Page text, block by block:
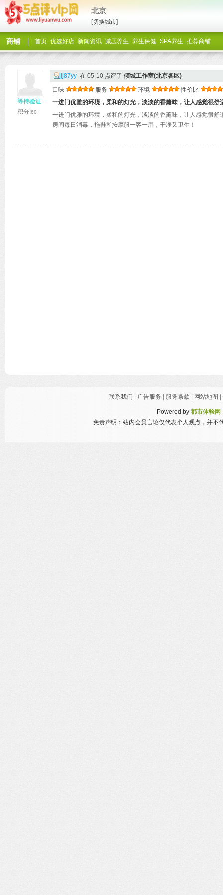
北京
[切换城市]
商铺 首页 优选好店 新闻资讯 减压养生 养生保健 SPA养生 推荐商铺
等待验证
积分:60
jjj87yy 在 05-10 点评了 倾城工作室(北京各区)
口味
服务 环境
性价比
一进门优雅的环境，柔和的灯光，淡淡的香薰味，让人感觉很舒
一进门优雅的环境，柔和的灯光，淡淡的香薰味，让人感觉很舒
房间每日消毒，拖鞋和按摩服一客一用，干净又卫生！
联系我们 广告服务 服务条款 网站地图
Powered by 都市体验网
免责声明：站内会员言论仅代表个人观点，并不